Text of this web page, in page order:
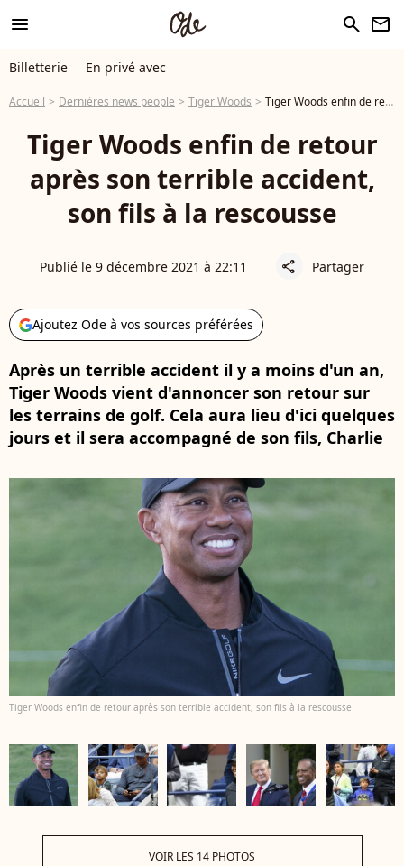
menu search newsletter
Billetterie En privé avec
Accueil Dernières news people Tiger Woods Tiger Woods enfin de retour après son terrible accident, son fils à la rescousse
Tiger Woods enfin de retour
après son terrible accident,
son fils à la rescousse
Publié le 9 décembre 2021 à 22:11 share Partager
Ajoutez Ode à vos sources préférées
Après un terrible accident il y a moins d'un an,
Tiger Woods vient d'annoncer son retour sur
les terrains de golf. Cela aura lieu d'ici quelques
jours et il sera accompagné de son fils, Charlie
Tiger Woods enfin de retour après son terrible accident, son fils à la rescousse
VOIR LES 14 PHOTOS